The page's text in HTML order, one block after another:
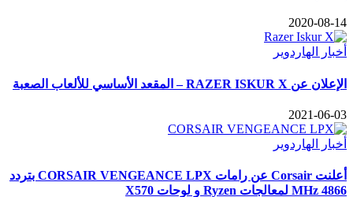
2020-08-14
أخبار الهاردوير
الإعلان عن RAZER ISKUR X – المقعد الأساسي للألعاب الصعبة
2021-06-03
أخبار الهاردوير
أعلنت Corsair عن رامات CORSAIR VENGEANCE LPX بتردد
4866 MHz لمعالجات Ryzen و لوحات X570